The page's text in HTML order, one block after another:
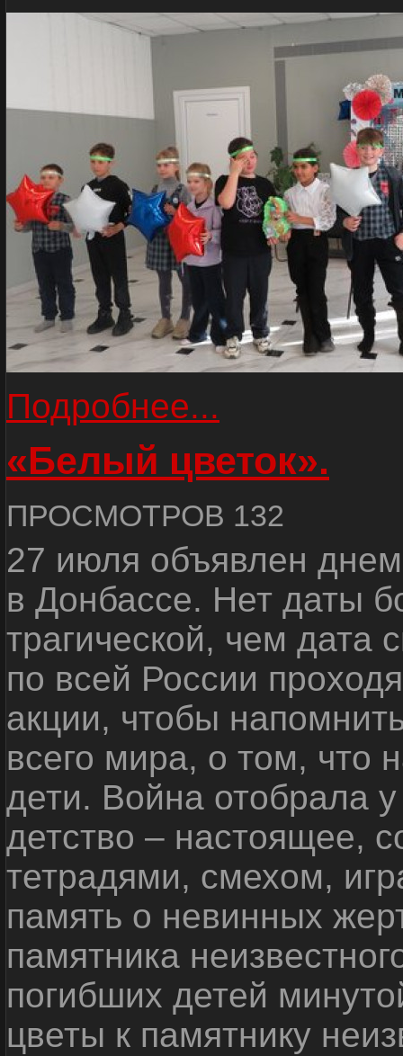
Подробнее...
«Белый цветок».
ПРОСМОТРОВ 132
27 июля объявлен
в Донбассе. Нет даты
трагической, чем дата
по всей России
акции, чтобы
всего мира, о том, что
дети. Война отобрала
детство – настоящее,
тетрадями, смехом,
память о невинных
памятника
погибших детей
цветы к памятнику